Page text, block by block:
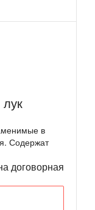
в
Содержат
договорная